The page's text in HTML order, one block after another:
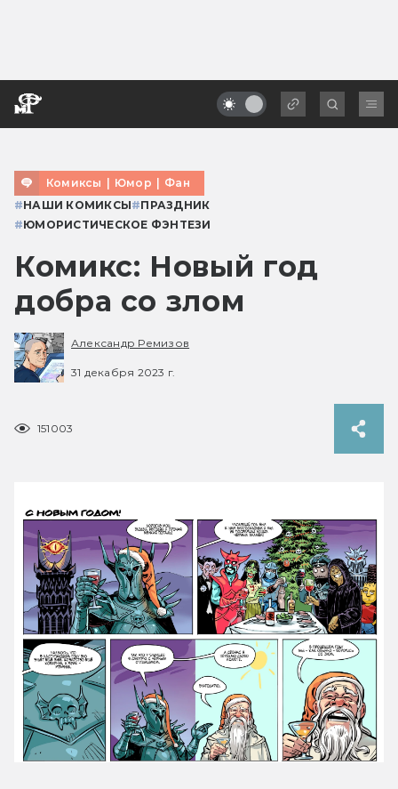
Комиксы | Юмор | Фан
#НАШИ КОМИКСЫ#ПРАЗДНИК
#ЮМОРИСТИЧЕСКОЕ ФЭНТЕЗИ
Комикс: Новый год
добра со злом
Александр Ремизов
31 декабря 2023 г.
151003